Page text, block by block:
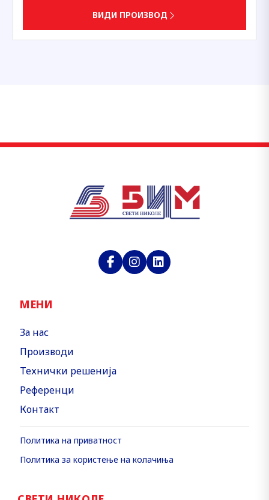
ВИДИ ПРОИЗВОД
МЕНИ
За нас
Производи
Технички решенија
Референци
Контакт
Политика на приватност
Политика за користење на колачиња